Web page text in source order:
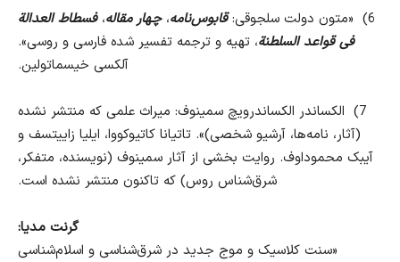
6)
«متون دولت سلجوقی:قابوس‌نامه،چهار مقاله،فسطاط العدالة
فی قواعد السلطنة، تهیه و ترجمه تفسیر شده فارسی و روسی».
آلکسی خیسماتولین.
7) الکساندر الکساندرویچ سمینوف: میراث علمی که منتشر نشده
(آثار، نامه‌ها، آرشیو شخصی)». تاتیانا کاتیوکووا، ایلیا زاییتسف و
آیبک محموداوف. روایت بخشی از آثار سمینوف (نویسنده، متفکر،
شرق‌شناس روس) که تاکنون منتشر نشده است.
گرنت مدیا:
«سنت کلاسیک و موج جدید در شرق‌شناسی و اسلام‌شناسی